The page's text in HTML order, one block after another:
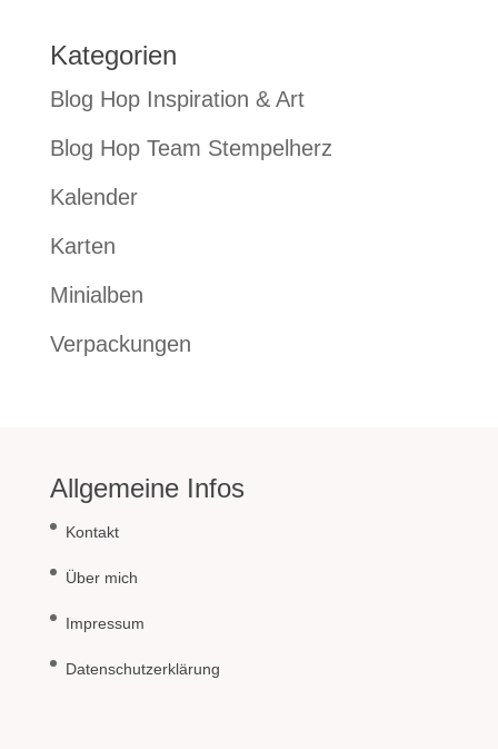
Kategorien
Blog Hop Inspiration & Art
Blog Hop Team Stempelherz
Kalender
Karten
Minialben
Verpackungen
Allgemeine Infos
Kontakt
Über mich
Impressum
Datenschutzerklärung